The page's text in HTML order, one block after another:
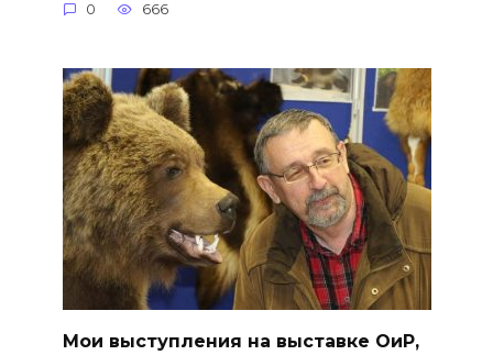
0 666
Мои выступления на выставке ОиР,